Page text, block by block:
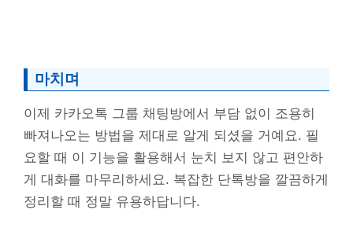
마치며
이제 카카오톡 그룹 채팅방에서 부담 없이 조용히
빠져나오는 방법을 제대로 알게 되셨을 거예요. 필
요할 때 이 기능을 활용해서 눈치 보지 않고 편안하
게 대화를 마무리하세요. 복잡한 단톡방을 깔끔하게
정리할 때 정말 유용하답니다.